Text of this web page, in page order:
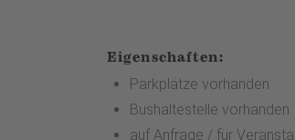
Eigenschaften:
Parkplätze vorhanden
Bushaltestelle vorhanden
auf Anfrage / für